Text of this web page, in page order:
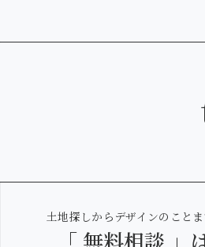
土地探しからデザインのこと
「 無料相談 」